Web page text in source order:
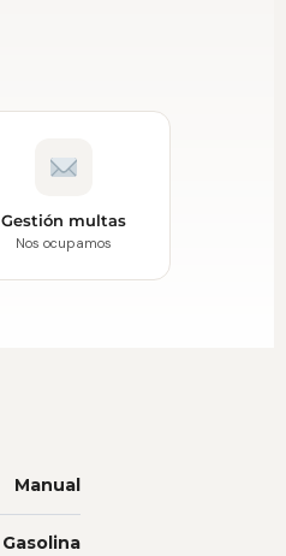
Gestión multas
Nos ocupamos
Manual
Gasolina